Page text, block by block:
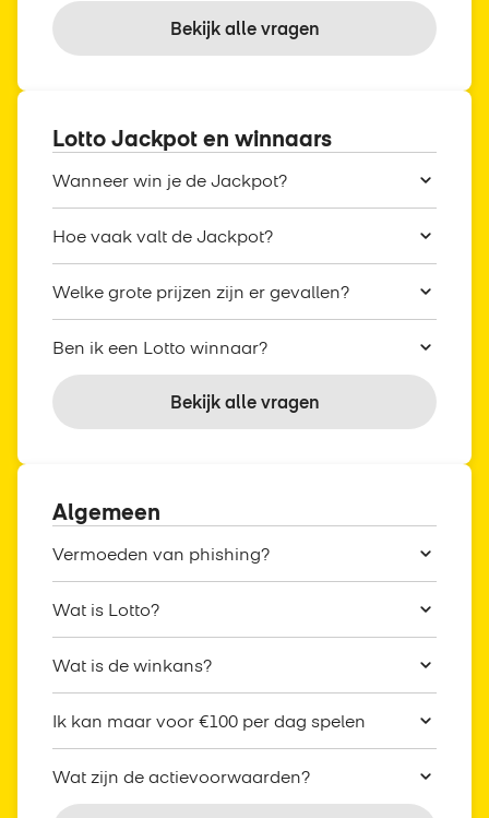
Bekijk alle vragen
Lotto Jackpot en winnaars
Wanneer win je de Jackpot?
Hoe vaak valt de Jackpot?
Welke grote prijzen zijn er gevallen?
Ben ik een Lotto winnaar?
Bekijk alle vragen
Algemeen
Vermoeden van phishing?
Wat is Lotto?
Wat is de winkans?
Ik kan maar voor €100 per dag spelen
Wat zijn de actievoorwaarden?